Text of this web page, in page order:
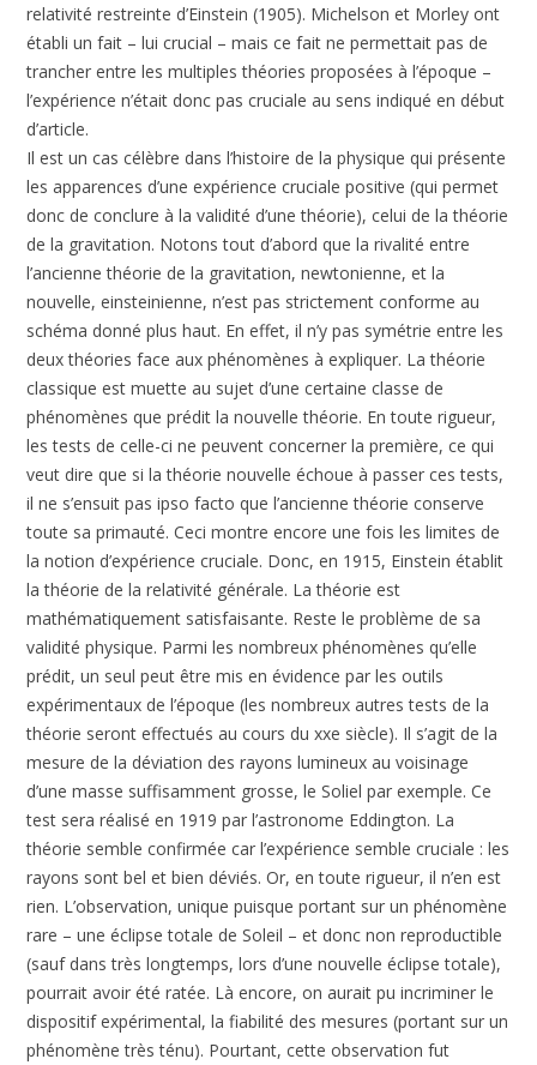
relativité restreinte d’Einstein (1905). Michelson et Morley ont
établi un fait – lui crucial – mais ce fait ne permettait pas de
trancher entre les multiples théories proposées à l’époque –
l’expérience n’était donc pas cruciale au sens indiqué en début
d’article.
Il est un cas célèbre dans l’histoire de la physique qui présente
les apparences d’une expérience cruciale positive (qui permet
donc de conclure à la validité d’une théorie), celui de la théorie
de la gravitation. Notons tout d’abord que la rivalité entre
l’ancienne théorie de la gravitation, newtonienne, et la
nouvelle, einsteinienne, n’est pas strictement conforme au
schéma donné plus haut. En effet, il n’y pas symétrie entre les
deux théories face aux phénomènes à expliquer. La théorie
classique est muette au sujet d’une certaine classe de
phénomènes que prédit la nouvelle théorie. En toute rigueur,
les tests de celle-ci ne peuvent concerner la première, ce qui
veut dire que si la théorie nouvelle échoue à passer ces tests,
il ne s’ensuit pas ipso facto que l’ancienne théorie conserve
toute sa primauté. Ceci montre encore une fois les limites de
la notion d’expérience cruciale. Donc, en 1915, Einstein établit
la théorie de la relativité générale. La théorie est
mathématiquement satisfaisante. Reste le problème de sa
validité physique. Parmi les nombreux phénomènes qu’elle
prédit, un seul peut être mis en évidence par les outils
expérimentaux de l’époque (les nombreux autres tests de la
théorie seront effectués au cours du xxe siècle). Il s’agit de la
mesure de la déviation des rayons lumineux au voisinage
d’une masse suffisamment grosse, le Soliel par exemple. Ce
test sera réalisé en 1919 par l’astronome Eddington. La
théorie semble confirmée car l’expérience semble cruciale : les
rayons sont bel et bien déviés. Or, en toute rigueur, il n’en est
rien. L’observation, unique puisque portant sur un phénomène
rare – une éclipse totale de Soleil – et donc non reproductible
(sauf dans très longtemps, lors d’une nouvelle éclipse totale),
pourrait avoir été ratée. Là encore, on aurait pu incriminer le
dispositif expérimental, la fiabilité des mesures (portant sur un
phénomène très ténu). Pourtant, cette observation fut